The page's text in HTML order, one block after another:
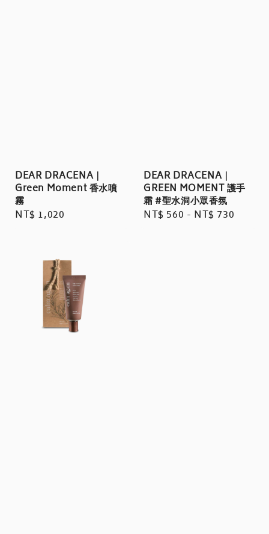
DEAR DRACENA｜
Green Moment 香水噴
霧
Regular
NT$ 1,020
DEAR DRACENA｜
GREEN MOMENT 護手
霜 #聖水洞小眾香氛
Regular
NT$ 560 - NT$ 730